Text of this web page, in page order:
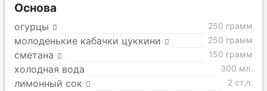
Основа
огурцы 250 грамм
молоденькие кабачки цуккини 250 грамм
сметана 150 грамм
холодная вода 300 мл.
лимонный сок 2 ст.л.